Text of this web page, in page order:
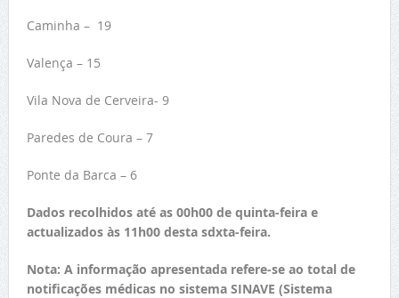
Caminha – 19
Valença – 15
Vila Nova de Cerveira- 9
Paredes de Coura – 7
Ponte da Barca – 6
Dados recolhidos até as 00h00 de quinta-feira e
actualizados às 11h00 desta sdxta-feira.
Nota: A informação apresentada refere-se ao total de
notificações médicas no sistema SINAVE (Sistema